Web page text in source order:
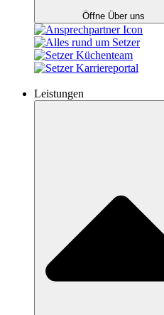
Öffne Über uns
Leistungen